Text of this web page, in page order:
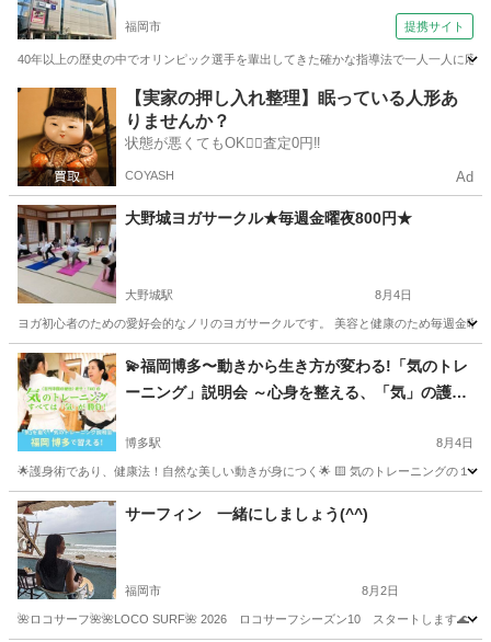
福岡市 提携サイト
40年以上の歴史の中でオリンピック選手を輩出してきた確かな指導法で一人一人に応
福岡 福岡市 その他
【実家の押し入れ整理】眠っている人形あ
りませんか？
状態が悪くてもOK🙆‍♀️査定0円‼️
COYASH Ad
大野城ヨガサークル★毎週金曜夜800円★
大野城駅 8月4日
ヨガ初心者のための愛好会的なノリのヨガサークルです。 美容と健康のため毎週金
福岡 大野城市 大野城駅 ヨガ 福岡 大野城市
下大利駅 ヨガ サークル
💫福岡博多〜動きから生き方が変わる!「気のトレ
ーニング」説明会 ～心身を整える、「気」の護身
博多駅 8月4日
🌟護身術であり、健康法！自然な美しい動きが身につく🌟 🟨 気のトレーニン
福岡 福岡市 護身術
サーフィン 一緒にしましょう(^^)
福岡市 8月2日
🌺ロコサーフ🌺🌺LOCO SURF🌺 2026 ロコサーフシーズン10 スタートします🌊